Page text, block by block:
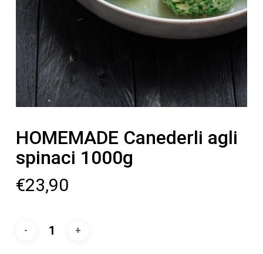
HOMEMADE Canederli agli
spinaci 1000g
€23,90